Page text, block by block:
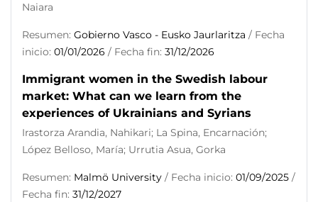
Naiara
Resumen: Gobierno Vasco - Eusko Jaurlaritza / Fecha
inicio: 01/01/2026 / Fecha fin: 31/12/2026
Immigrant women in the Swedish labour
market: What can we learn from the
experiences of Ukrainians and Syrians
Irastorza Arandia, Nahikari; La Spina, Encarnación;
López Belloso, María; Urrutia Asua, Gorka
Resumen: Malmö University / Fecha inicio: 01/09/2025 /
Fecha fin: 31/12/2027